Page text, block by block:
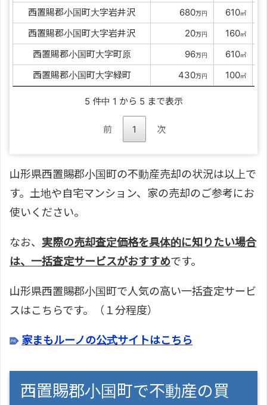
西置賜郡小国町大字岩井沢 680万円 610㎡
西置賜郡小国町大字岩井沢
20万円 160㎡
西置賜郡小国町大字町原
96万円 610㎡
西置賜郡小国町大字緑町
430万円 100㎡
5 件中 1 から 5 まで表示
前 1 次
山形県西置賜郡小国町の不動産売却の状況は以上で
す。土地や自宅マンション、家の売却のご参考にお
使いください。
なお、 実際の売却査定価格を具体的に知りたい場合
は、一括査定サービスがおすすめです。
山形県西置賜郡小国町で人気の高い一括査定サービ
スはこちらです。（１分程度）
家まもルーノの公式サイトはこちら
西置賜郡小国町で不動産の買